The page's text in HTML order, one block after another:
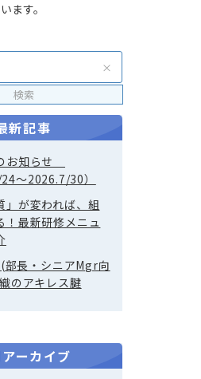
ます。
新記事
お知らせ
24～2026.7/30）
」が変われば、組
！最新研修メニュ
長・シニアMgr向
のアキレス腱
ーカイブ